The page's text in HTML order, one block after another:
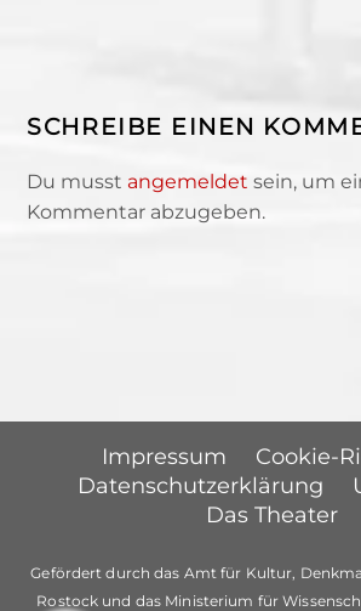
SCHREIBE EINEN
Du musst angemeldet sein, um
Kommentar abzugeben.
Impressum
Cookie-
Datenschutzerklärung
Das Theater
Gefördert durch das Amt für Kultur,
Rostock und das Ministerium für